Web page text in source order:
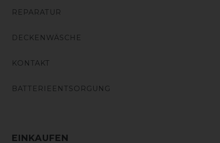
REPARATUR
DECKENWÄSCHE
KONTAKT
BATTERIEENTSORGUNG
EINKAUFEN